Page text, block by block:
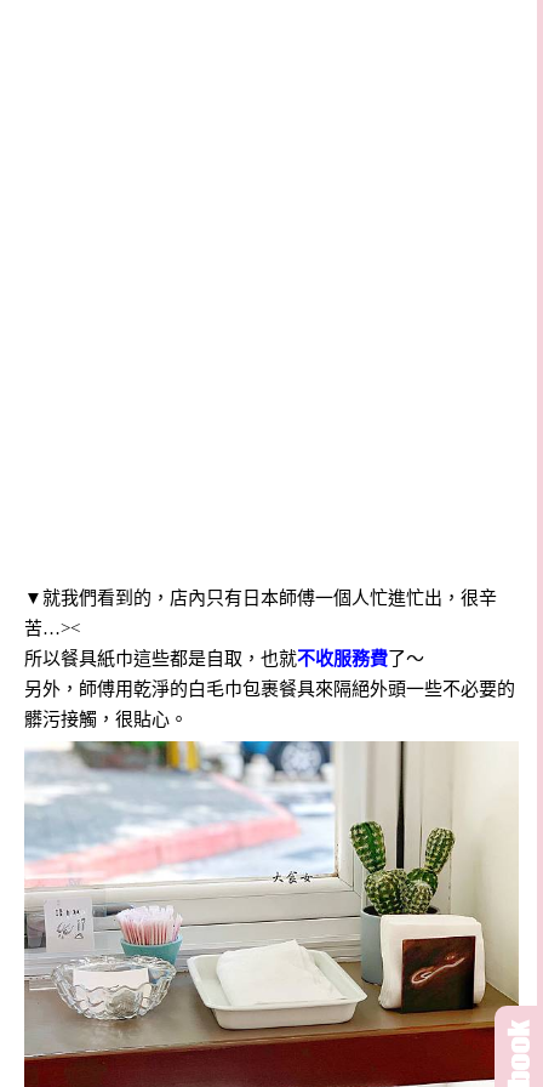
▼就我們看到的，店內只有日本師傅一個人忙進忙出，很辛
苦…><
所以餐具紙巾這些都是自取，也就不收服務費了～
另外，師傅用乾淨的白毛巾包裹餐具來隔絕外頭一些不必要的
髒污接觸，很貼心。